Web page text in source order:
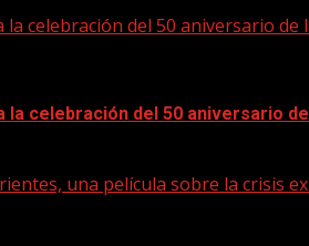
celebración del 50 aniversario de
la celebración del 50 aniversario
una película sobre la crisis